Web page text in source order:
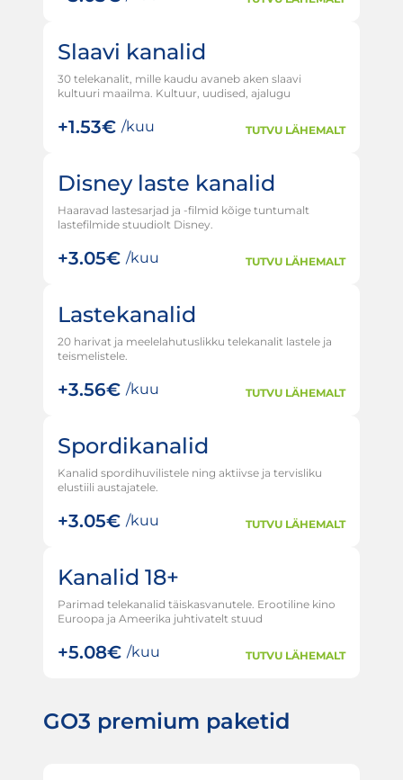
Slaavi kanalid
30 telekanalit, mille kaudu avaneb aken slaavi
kultuuri maailma. Kultuur, uudised, ajalugu
+1.53€ /kuu TUTVU LÄHEMALT
Disney laste kanalid
Haaravad lastesarjad ja -filmid kõige tuntumalt
lastefilmide stuudiolt Disney.
+3.05€ /kuu TUTVU LÄHEMALT
Lastekanalid
20 harivat ja meelelahutuslikku telekanalit lastele ja
teismelistele.
+3.56€ /kuu TUTVU LÄHEMALT
Spordikanalid
Kanalid spordihuvilistele ning aktiivse ja tervisliku
elustiili austajatele.
+3.05€ /kuu TUTVU LÄHEMALT
Kanalid 18+
Parimad telekanalid täiskasvanutele. Erootiline kino
Euroopa ja Ameerika juhtivatelt stuud
+5.08€ /kuu TUTVU LÄHEMALT
GO3 premium paketid